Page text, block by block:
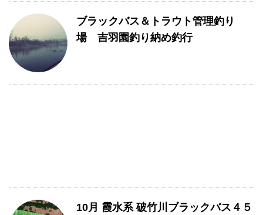
ブラックバス＆トラウト管理釣り
場 吉羽園釣り納め釣行
10月 霞水系 破竹川ブラックバス４５